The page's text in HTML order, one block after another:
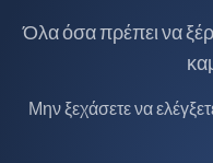
Όλα όσα πρέπει να
Μην ξεχάσετε να